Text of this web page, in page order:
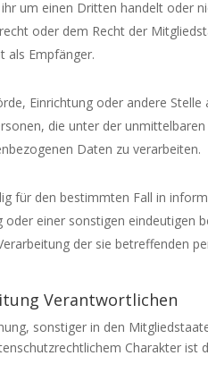
um einen Dritten handelt oder
oder dem Recht der
als Empfänger.
Einrichtung oder andere
die unter der
Daten zu verarbeiten.
für den bestimmten Fall in
einer sonstigen eindeutigen
der sie betreffenden
Verantwortlichen
sonstiger in den
Charakter ist